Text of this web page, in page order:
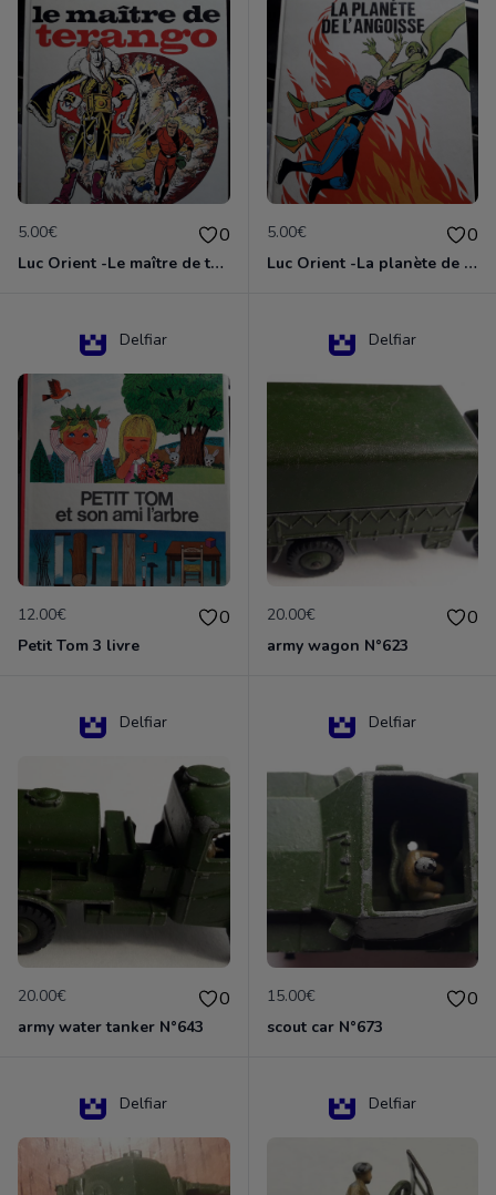
5.00€ 0
Luc Orient -Le maître de terango
5.00€ 0
Luc Orient -La planète de l'angoisse
Delfiar
12.00€ 0
Petit Tom 3 livre
Delfiar
20.00€ 0
army wagon N°623
Delfiar
20.00€ 0
army water tanker N°643
Delfiar
15.00€ 0
scout car N°673
Delfiar Delfiar